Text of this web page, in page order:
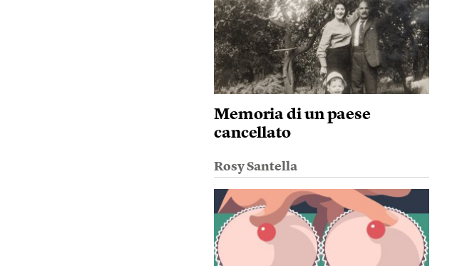
Memoria di un paese
cancellato
Rosy Santella